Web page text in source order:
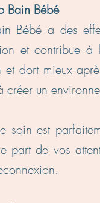
Bain Bébé
Bébé a des
et contribue
et dort mieux
un
soin est
part de vos